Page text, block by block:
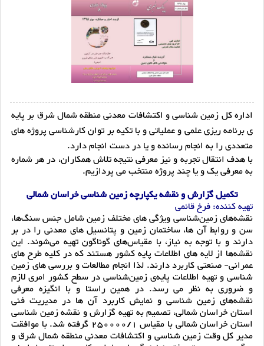
اداره کل زمین شناسی و اکتشافات معدنی منطقه شمال شرق بر پایه
یبرنامه ریزی علمی و عملیاتی و با تکیه بر توان کارشناسی پروژه های
متعددی را به انجام رسانده و یا در دست انجام دارد.
با هدف انتقال تجربه و نیز معرفی نتیجه تلاش همکاران، در هر شماره
به معرفی یک و یا چند پروژه منتخب می پردازیم.
تکمیل گزارش و نقشه یکپارچه زمین شناسی خراسان شمالی
تهیه کننده: فرخ قائمی
نقشه‌های زمین‌شناسی ویژگی های مختلف زمین شامل جنس سنگ‌ها،
سن و روابط آن ها، ساختمان زمین و پتانسیل های معدنی را در بر
دارند و با توجه به نیاز، با مقیاس‌های گوناگون تهیه می‌شوند. این
نقشه‌ها از لایه های اطلاعات پایه کشور هستند که در کلیه طرح های
عمرانی- صنعتی کاربرد دارند. لذا انجام مطالعات و بررسی های زمین
شناسی و تهیه اطلاعات پایه‌ی زمین‌شناسی در سطح کشور امری لازم
و ضروری به نظر می رسد. در همین راستا و با انگیزه معرفی
نقشه‌های زمین شناسی و نمایش کاربرد آن ها در مدیریت فنی
استان خراسان شمالی، تصمیم به تهیه گزارش و نقشه زمین شناسی
استان خراسان شمالی با مقیاس 250000/1 گرفته شد. با موافقت
مدیر کل وقت زمین شناسی و اکتشافات معدنی منطقه شمال شرق و